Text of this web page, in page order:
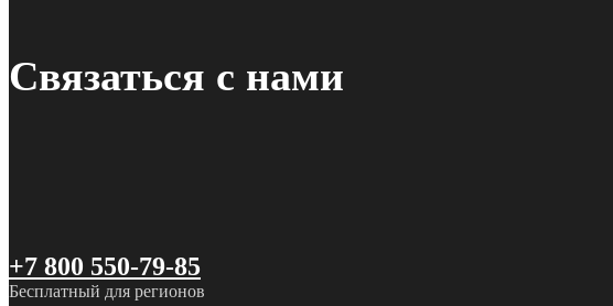
Связаться с нами
+7 800 550-79-85
Бесплатный для регионов